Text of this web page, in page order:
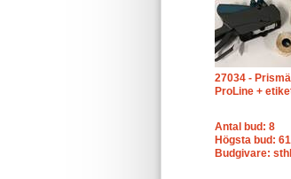
27034 -
ProLine +
Antal bud: 8
Högsta bud:
Budgivare: